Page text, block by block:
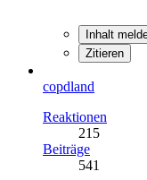
Inhalt
Zitieren
copdland
Reaktionen
215
Beiträge
541